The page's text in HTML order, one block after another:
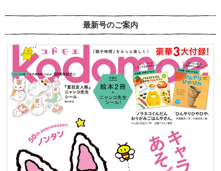
最新号のご案内